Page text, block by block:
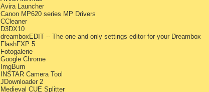
Avira Launcher
Canon MP620 series MP Drivers
CCleaner
D3DX10
dreamboxEDIT -- The one and only settings editor for your Dreambox
FlashFXP 5
Fotogalerie
Google Chrome
ImgBurn
INSTAR Camera Tool
JDownloader 2
Medieval CUE Splitter